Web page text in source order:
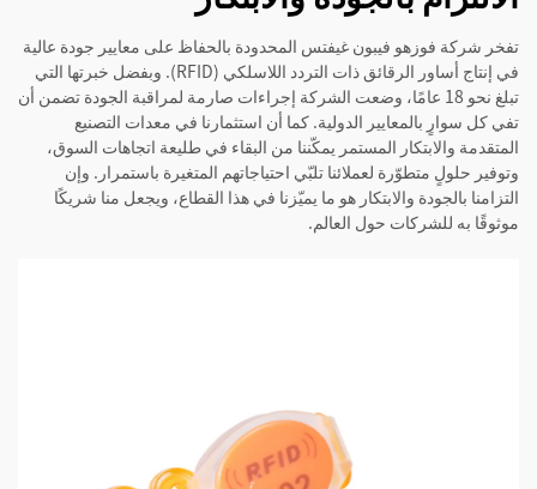
تفخر شركة فوزهو فيبون غيفتس المحدودة بالحفاظ على معايير جودة عالية
في إنتاج أساور الرقائق ذات التردد اللاسلكي (RFID). وبفضل خبرتها التي
تبلغ نحو 18 عامًا، وضعت الشركة إجراءات صارمة لمراقبة الجودة تضمن أن
تفي كل سوارٍ بالمعايير الدولية. كما أن استثمارنا في معدات التصنيع
المتقدمة والابتكار المستمر يمكّننا من البقاء في طليعة اتجاهات السوق،
وتوفير حلولٍ متطوّرة لعملائنا تلبّي احتياجاتهم المتغيرة باستمرار. وإن
التزامنا بالجودة والابتكار هو ما يميّزنا في هذا القطاع، ويجعل منا شريكًا
موثوقًا به للشركات حول العالم.